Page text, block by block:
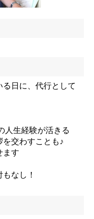
日に、代行として
人生経験が活きる
を交わすことも♪
ます
なし！